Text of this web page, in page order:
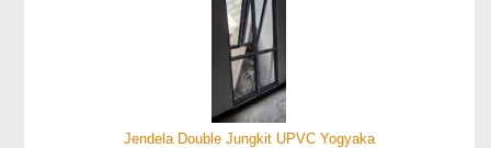
Jendela Double Jungkit UPVC Yogyaka